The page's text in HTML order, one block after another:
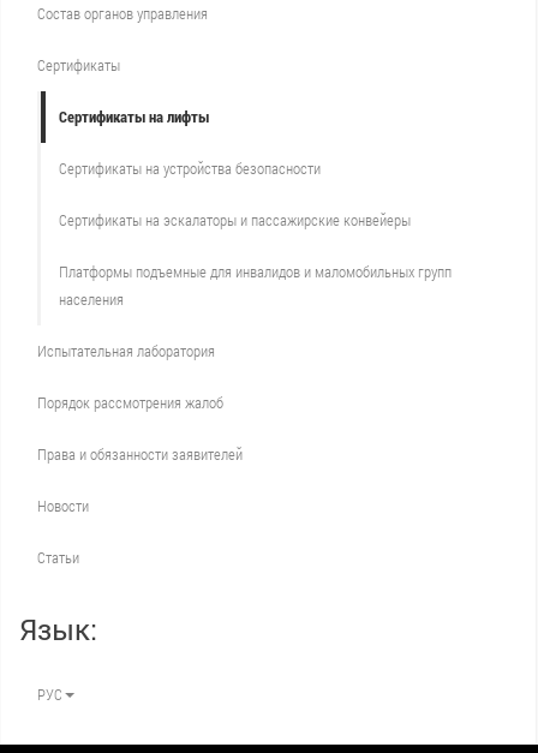
Состав органов управления
Сертификаты
Сертификаты на лифты
Сертификаты на устройства безопасности
Сертификаты на эскалаторы и пассажирские конвейеры
Платформы подъемные для инвалидов и маломобильных групп
населения
Испытательная лаборатория
Порядок рассмотрения жалоб
Права и обязанности заявителей
Новости
Статьи
Язык:
РУС